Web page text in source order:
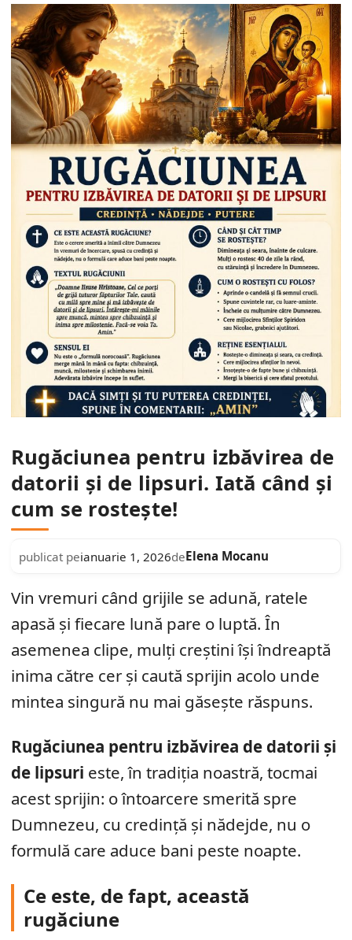
Rugăciunea pentru izbăvirea de
datorii și de lipsuri. Iată când și
cum se rostește!
publicat peianuarie 1, 2026deElena Mocanu
Vin vremuri când grijile se adună, ratele
apasă și fiecare lună pare o luptă. În
asemenea clipe, mulți creștini își îndreaptă
inima către cer și caută sprijin acolo unde
mintea singură nu mai găsește răspuns.
Rugăciunea pentru izbăvirea de datorii și
de lipsuri este, în tradiția noastră, tocmai
acest sprijin: o întoarcere smerită spre
Dumnezeu, cu credință și nădejde, nu o
formulă care aduce bani peste noapte.
Ce este, de fapt, această
rugăciune